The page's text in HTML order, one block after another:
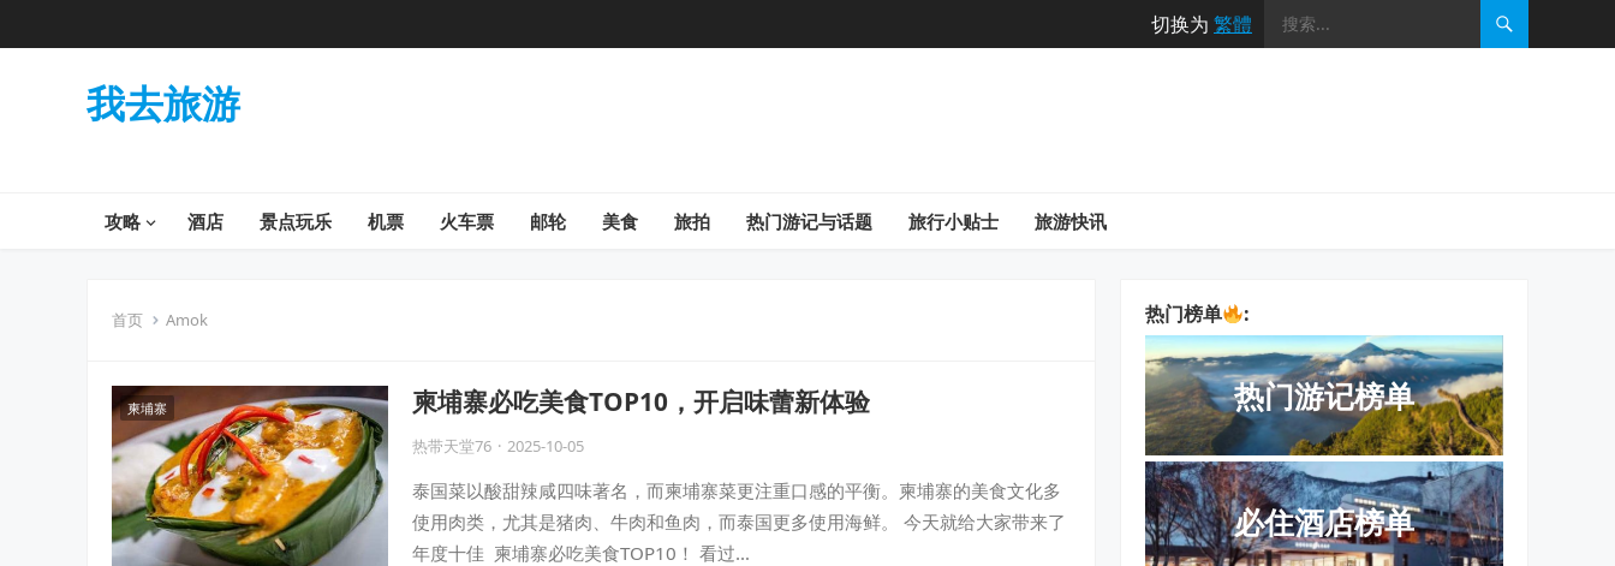
切换为 繁體
我去旅游
攻略 酒店 景点玩乐 机票 火车票 邮轮 美食 旅拍 热门游记与话题 旅行小贴士 旅游快讯
首页 Amok
柬埔寨 柬埔寨必吃美食TOP10，开启味蕾新体验
热带天堂76 · 2025-10-05
泰国菜以酸甜辣咸四味著名，而柬埔寨菜更注重口感的平衡。柬埔寨的美食文化多
使用肉类，尤其是猪肉、牛肉和鱼肉，而泰国更多使用海鲜。 今天就给大家带来了
年度十佳 柬埔寨必吃美食TOP10！ 看过…
热门榜单 :
热门游记榜单
必住酒店榜单